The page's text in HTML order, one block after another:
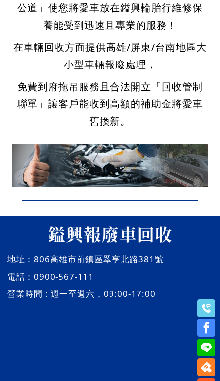
公道」使您將愛車放在鎰興輪胎行維修保
養能受到迅速且專業的服務！
在車輛回收方面提供高雄/屏東/台南地區大
小型車輛報廢處理，
免費到府拖吊服務且合法開立「回收管制
聯單」讓客戶能收到高額的補助金將愛車
舊換新。
地址： 806高雄市前鎮區翠亨北路381號
電話： 0900-567-111
營業時間 : 週一至週六，09:00-17:00